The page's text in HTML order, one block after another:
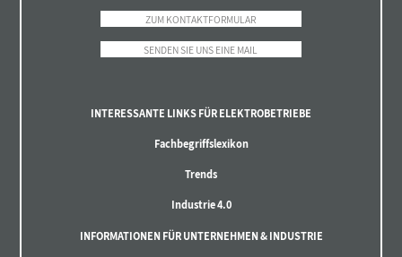
ZUM KONTAKTFORMULAR
SENDEN SIE UNS EINE MAIL
INTERESSANTE LINKS FÜR ELEKTROBETRIEBE
Fachbegriffslexikon
Trends
Industrie 4.0
INFORMATIONEN FÜR UNTERNEHMEN & INDUSTRIE